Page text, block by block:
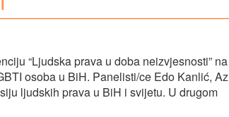
“Ljudska prava u doba neizvjesnosti” na
osoba u BiH. Panelisti/ce Edo Kanlić,
ljudskih prava u BiH i svijetu. U drugom